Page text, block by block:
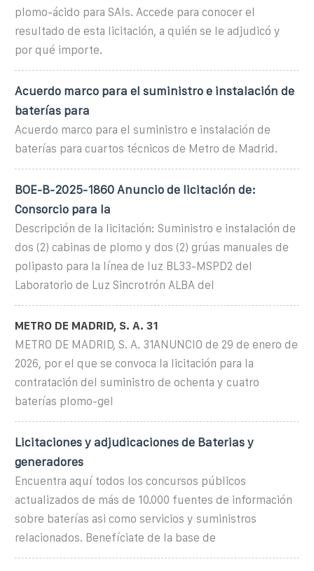
plomo-ácido para SAIs. Accede para conocer el
resultado de esta licitación, a quién se le adjudicó y
por qué importe.
Acuerdo marco para el suministro e instalación de
baterías para
Acuerdo marco para el suministro e instalación de
baterías para cuartos técnicos de Metro de Madrid.
BOE-B-2025-1860 Anuncio de licitación de:
Consorcio para la
Descripción de la licitación: Suministro e instalación de
dos (2) cabinas de plomo y dos (2) grúas manuales de
polipasto para la línea de luz BL33-MSPD2 del
Laboratorio de Luz Sincrotrón ALBA del
METRO DE MADRID, S. A. 31
METRO DE MADRID, S. A. 31ANUNCIO de 29 de enero de
2026, por el que se convoca la licitación para la
contratación del suministro de ochenta y cuatro
baterías plomo-gel
Licitaciones y adjudicaciones de Baterias y
generadores
Encuentra aquí todos los concursos públicos
actualizados de más de 10.000 fuentes de información
sobre baterías asi como servicios y suministros
relacionados. Benefíciate de la base de